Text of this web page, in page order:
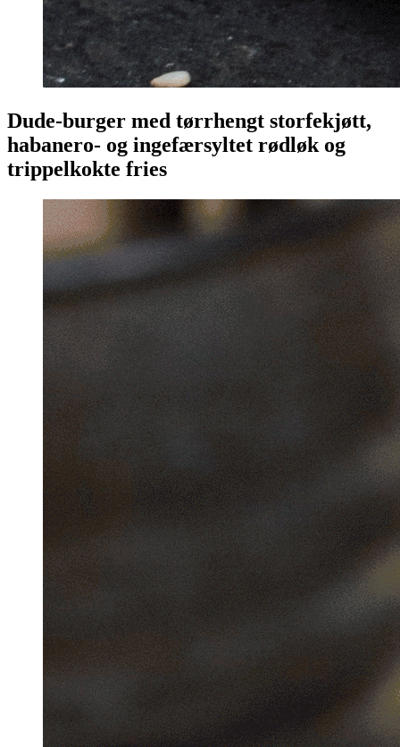
Dude-burger med tørrhengt storfekjøtt,
habanero- og ingefærsyltet rødløk og
trippelkokte fries